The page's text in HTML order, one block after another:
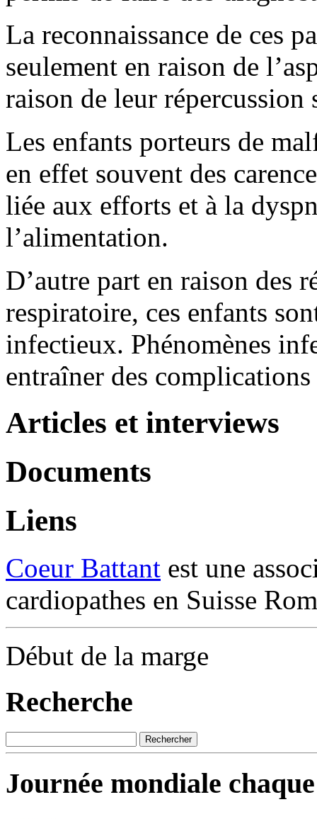
La reconnaissance de ces
seulement en raison de
raison de leur répercussion
Les enfants porteurs de
en effet souvent des
liée aux efforts et à la
l’alimentation.
D’autre part en raison des
respiratoire, ces enfants
infectieux. Phénomènes
entraîner des
Articles et interviews
Documents
Liens
Coeur Battant est une
cardiopathes en Suisse
Début de la marge
Recherche
Journée mondiale